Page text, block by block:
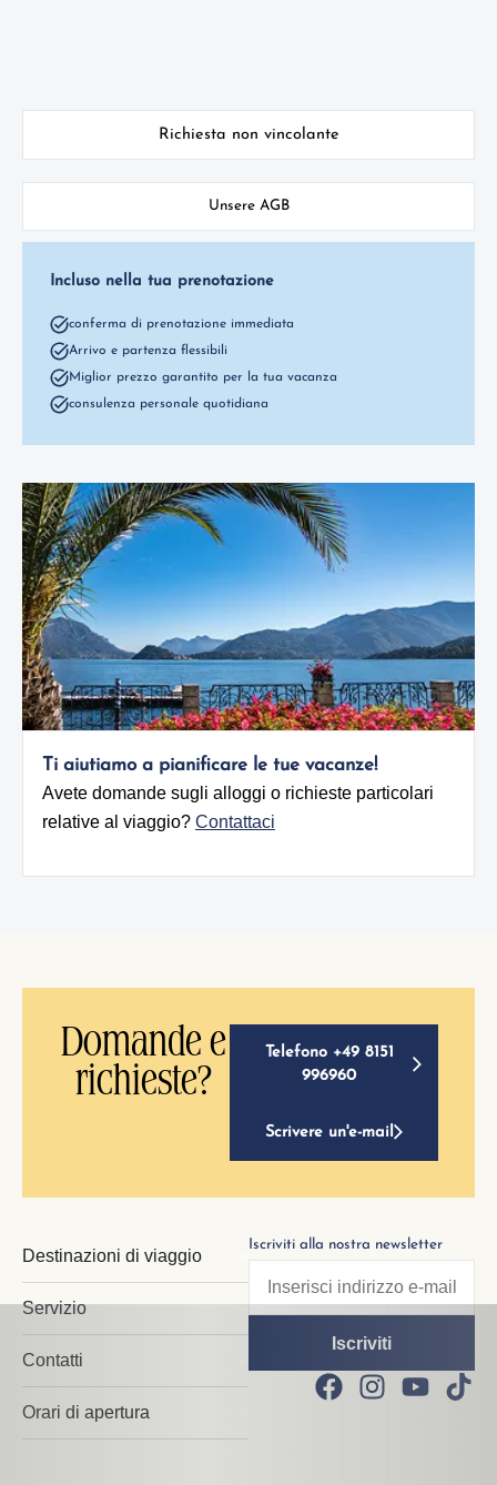
Richiesta non vincolante
Unsere AGB
Incluso nella tua prenotazione
conferma di prenotazione immediata
Arrivo e partenza flessibili
Miglior prezzo garantito per la tua vacanza
consulenza personale quotidiana
Ti aiutiamo a pianificare le tue vacanze!
Avete domande sugli alloggi o richieste particolari
relative al viaggio? Contattaci
Domande e
richieste?
Telefono +49 8151
996960
Scrivere un'e-mail
Destinazioni di viaggio
Servizio
Contatti
Orari di apertura
Iscriviti alla nostra newsletter